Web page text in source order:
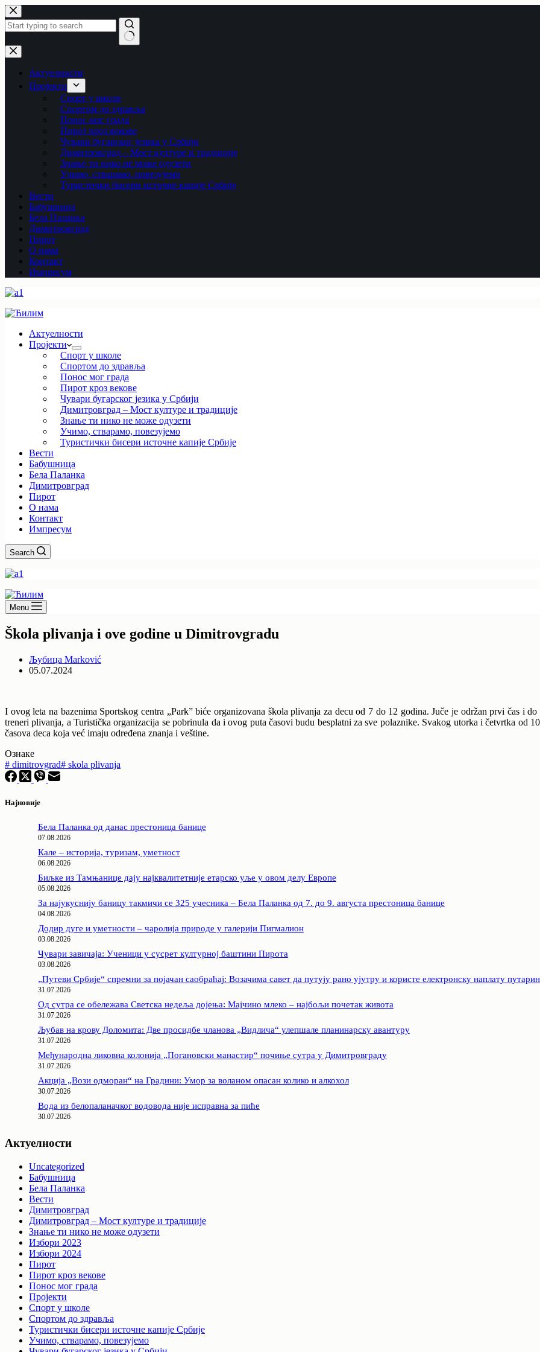
Skip
to
content
No
results
Актуелности
Пројекти
Спорт у школе
Спортом до здравља
Понос мог града
Пирот кроз векове
Чувари бугарског језика у Србији
Димитровград – Мост културе и традиције
Знање ти нико не може одузети
Учимо, стварамо, повезујемо
Туристички бисери источне капије Србије
Вести
Бабушница
Бела Паланка
Димитровград
Пирот
О нама
Контакт
Импресум
Актуелности
Пројекти
Спорт у школе
Спортом до здравља
Понос мог града
Пирот кроз векове
Чувари бугарског језика у Србији
Димитровград – Мост културе и традиције
Знање ти нико не може одузети
Учимо, стварамо, повезујемо
Туристички бисери источне капије Србије
Вести
Бабушница
Бела Паланка
Димитровград
Пирот
О нама
Контакт
Импресум
Search
Menu
Škola plivanja i ove godine u Dimitrovgradu
Љубица Marković
05.07.2024
I ovog leta na bazenima Sportskog centra „Park” biće organizovana škola plivanja za decu od 7 do 12 godina. Juče je održan prvi čas i
treneri plivanja, a Turistička organizacija se pobrinula da i ovog puta časovi budu besplatni za sve polaznike. Svakog utorka i četvrtka od
časova deca koja već imaju određena znanja i veštine.
Ознаке
# dimitrovgrad# skola plivanja
Најновије
Бела Паланка од данас престоница банице
07.08.2026
Кале – историја, туризам, уметност
06.08.2026
Биљке из Тамњанице дају најквалитетније етарско уље у овом делу Европе
05.08.2026
За најукуснију баницу такмичи се 325 учесника – Бела Паланка од 7. до 9. августа престоница банице
04.08.2026
Додир дуге и уметности – чаролија природе у галерији Пигмалион
03.08.2026
Чувари завичаја: Ученици у сусрет културној баштини Пирота
03.08.2026
„Путеви Србије“ спремни за појачан саобраћај: Возачима савет да путују рано ујутру и користе електронску наплату
31.07.2026
Од сутра се обележава Светска недеља дојења: Мајчино млеко – најбољи почетак живота
31.07.2026
Љубав на крову Доломита: Две просидбе чланова „Видлича“ улепшале планинарску авантуру
31.07.2026
Међународна ликовна колонија „Погановски манастир“ почиње сутра у Димитровграду
31.07.2026
Акција „Вози одморан“ на Градини: Умор за воланом опасан колико и алкохол
30.07.2026
Вода из белопаланачког водовода није исправна за пиће
30.07.2026
Актуелности
Uncategorized
Бабушница
Бела Паланка
Вести
Димитровград
Димитровград – Мост културе и традиције
Знање ти нико не може одузети
Избори 2023
Избори 2024
Пирот
Пирот кроз векове
Понос мог града
Пројекти
Спорт у школе
Спортом до здравља
Туристички бисери источне капије Србије
Учимо, стварамо, повезујемо